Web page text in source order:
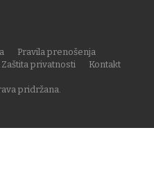
pridržana.
Pravila prenošenja
Zaštita privatnosti
Kontakt